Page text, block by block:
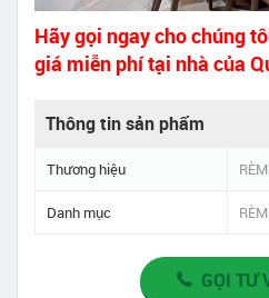
Hãy gọi ngay cho chúng
giá miễn phí tại nhà của
Thông tin sản phẩm
Thương hiệu
Danh mục
GỌI TƯ